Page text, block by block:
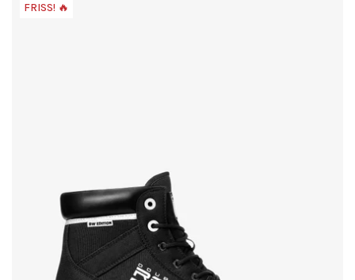
FRISS! 🔥